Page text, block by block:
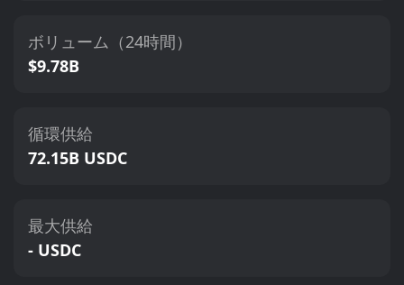
ボリューム（24時間）
$9.78B
循環供給
72.15B USDC
最大供給
- USDC